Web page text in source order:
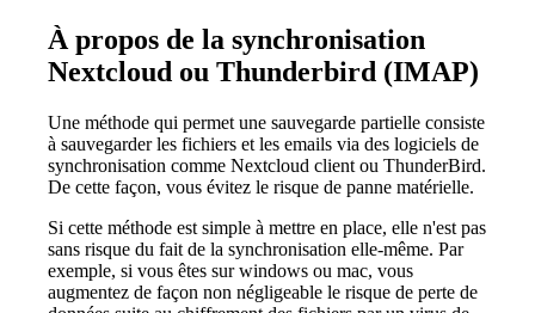
À propos de la synchronisation
Nextcloud ou Thunderbird (IMAP)
Une méthode qui permet une sauvegarde partielle consiste
à sauvegarder les fichiers et les emails via des logiciels de
synchronisation comme Nextcloud client ou ThunderBird.
De cette façon, vous évitez le risque de panne matérielle.
Si cette méthode est simple à mettre en place, elle n'est pas
sans risque du fait de la synchronisation elle-même. Par
exemple, si vous êtes sur windows ou mac, vous
augmentez de façon non négligeable le risque de perte de